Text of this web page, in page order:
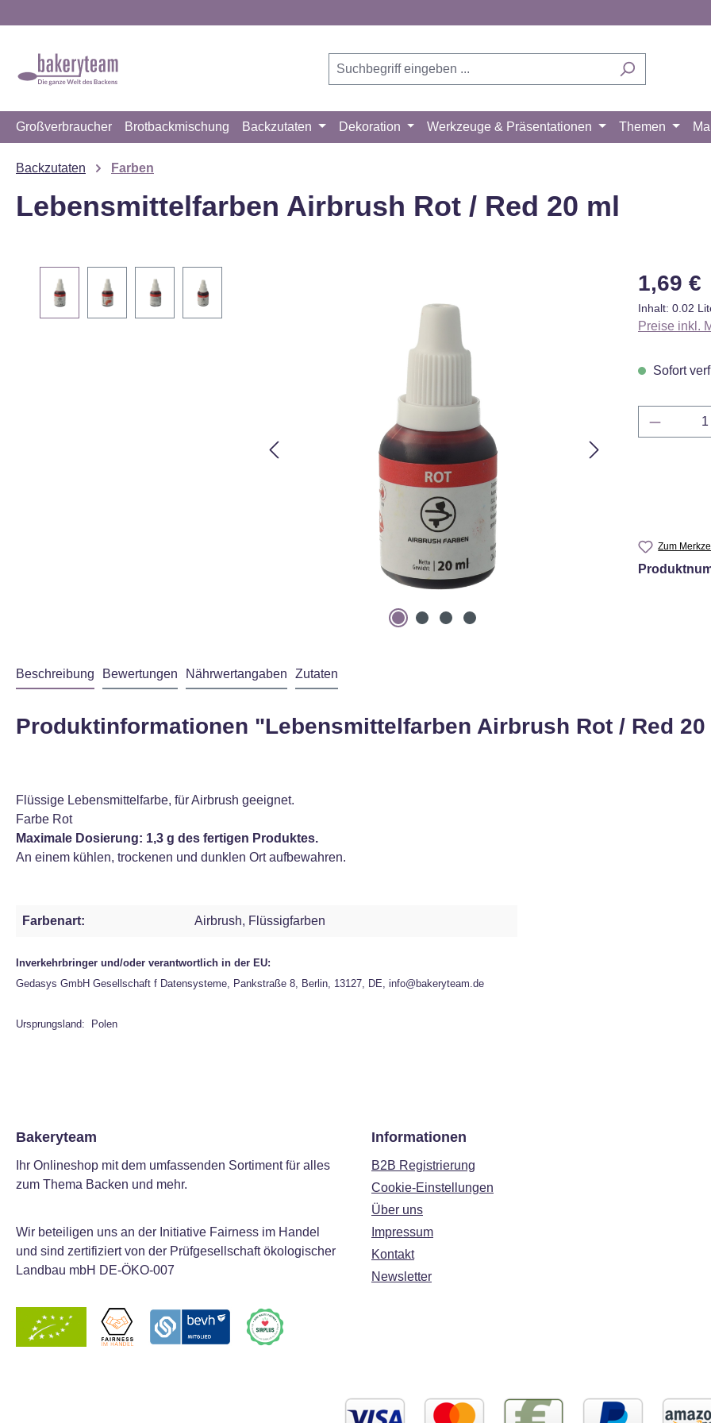
Großverbraucher Brotbackmischung Backzutaten Dekoration Werkzeuge & Präsentationen Themen
Backzutaten Farben
Lebensmittelfarben Airbrush Rot / Red 20 ml
Regulärer
1,69 €
Inhalt: 0.02
Preise inkl.
Sofort
Zum
Beschreibung Bewertungen Nährwertangaben Zutaten
Produktinformationen "Lebensmittelfarben Airbrush Rot / Red
Flüssige Lebensmittelfarbe, für Airbrush geeignet.
Farbe Rot
Maximale Dosierung: 1,3 g des fertigen Produktes.
An einem kühlen, trockenen und dunklen Ort aufbewahren.
Farbenart: Airbrush, Flüssigfarben
Inverkehrbringer und/oder verantwortlich in der EU:
Gedasys GmbH Gesellschaft f Datensysteme, Pankstraße 8, Berlin, 13127, DE, info@bakeryteam.de
Ursprungsland: Polen
Bakeryteam
Ihr Onlineshop mit dem umfassenden Sortiment für alles
zum Thema Backen und mehr.
Wir beteiligen uns an der Initiative Fairness im Handel
und sind zertifiziert von der Prüfgesellschaft ökologischer
Landbau mbH DE-ÖKO-007
Informationen
B2B Registrierung
Cookie-Einstellungen
Über uns
Impressum
Kontakt
Newsletter